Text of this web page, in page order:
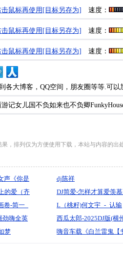
击鼠标再使用[目标另存为] 速度：
击鼠标再使用[目标另存为] 速度：
击鼠标再使用[目标另存为] 速度：
各大博客，QQ空间，朋友圈等等.可以
记女儿国不负如来也不负卿
，排列仅为方便使用下载，本站与内容的出
声《你是
大碟-酷音
dj陈祥
的爱（齐
作』
DJ简爱-怎样才算爱羡
羡慕鱼我的心太乱车载串
烧FunkyHouse-Mix
卷-简一_
L（桃籽)何文宇_-_认输
（DJ蜜峰版）
劲嗨全英
极限魅
西瓜太郎-2025DJ版(横
DJ98Mix)
梦
嗨音车载《白兰雷鬼【